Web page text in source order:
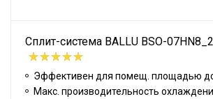
Сплит-система BALLU BSO-
Эффективен для помещ. площадью
Макс. производительность